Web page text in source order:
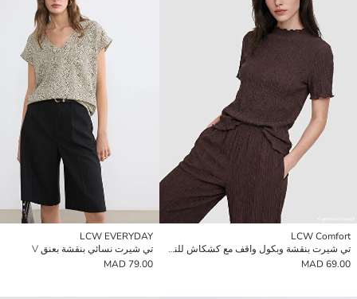
LCW Comfort
تي شيرت بنقشة وبكول واقف مع كشكاش للنساء
69.00 MAD
LCW EVERYDAY
تي شيرت نسائي بنقشة بعنق V
79.00 MAD